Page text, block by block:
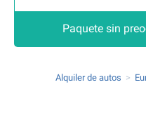
Paquete sin
Alquiler de autos